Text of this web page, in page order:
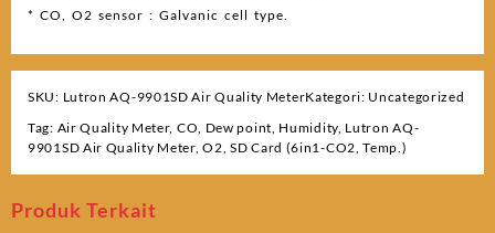
* CO, O2 sensor : Galvanic cell type.
SKU: Lutron AQ-9901SD Air Quality MeterKategori: Uncategorized
Tag: Air Quality Meter, CO, Dew point, Humidity, Lutron AQ-
9901SD Air Quality Meter,O2,SD Card (6in1-CO2,Temp.)
Produk Terkait